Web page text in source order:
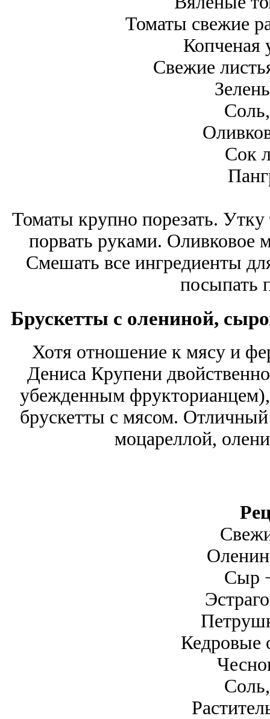
Томаты свежие
Копченая
Свежие
Сок
Томаты крупно порезать. Утку
порвать руками. Оливковое
Смешать все ингредиенты
посыпать
Брускетты с олениной,
Хотя отношение к мясу и
Дениса Крупени
убежденным фрукторианцем),
брускетты с мясом.
моцареллой,
Сыр
Кедровые